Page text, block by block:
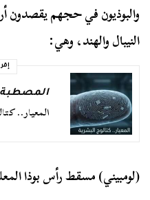
والبوذيون في حجهم يقصدون
النيبال والهند، وهي:
المصطبة
المعيار..
(لومبيني) مسقط رأس بوذا